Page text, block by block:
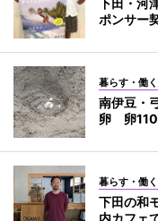
ポンサー
暮らす・働く
南伊豆・
卵 卵110
暮らす・働く
下田の和
内カフェ